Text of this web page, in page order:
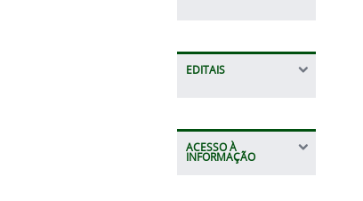
EDITAIS
ACESSO À
INFORMAÇÃO